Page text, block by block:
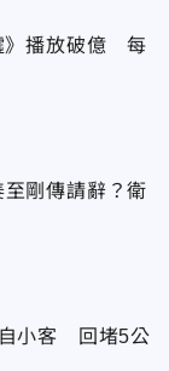
》播放破億 每
剛傳請辭？衛
自小客 回堵5公